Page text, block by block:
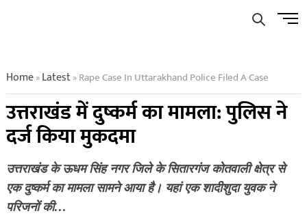
Menu
Home»Latest»Rape Case In Uttarakhand Police Filed A Case
उत्तराखंड में दुष्कर्म का मामला: पुलिस ने
दर्ज किया मुकदमा
उत्तराखंड के ऊधम सिंह नगर जिले के सितारगंज कोतवाली क्षेत्र से
एक दुष्कर्म का मामला सामने आया है। यहां एक शादीशुदा युवक ने
परिजनों की…